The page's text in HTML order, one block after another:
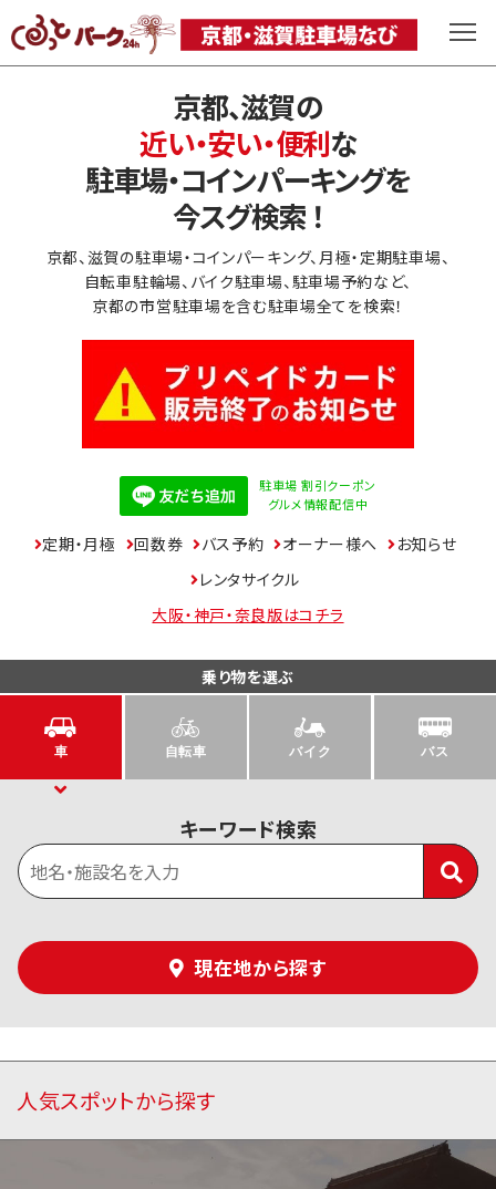
京都、滋賀の
近い・安い・便利な
駐車場・コインパーキングを
今スグ検索 ！
京都、滋賀の駐車場・コインパーキング、月極・定期駐車場、
自転車駐輪場、バイク駐車場、駐車場予約など、
京都の市営駐車場を含む駐車場全てを検索！
駐車場 割引クーポン
グルメ情報配信中
定期・月極 回数券 バス予約 オーナー様へ
お知らせ
レンタサイクル
大阪・神戸・奈良版はコチラ
乗り物を選ぶ
車 自転車 バイク バス
キーワード検索
現在地から探す
人気スポットから探す